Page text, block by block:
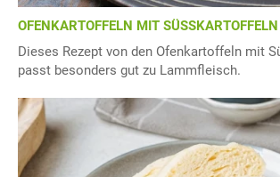
OFENKARTOFFELN MIT SÜSSKARTOFFELN
Dieses Rezept von den Ofenkartoffeln mit
passt besonders gut zu Lammfleisch.